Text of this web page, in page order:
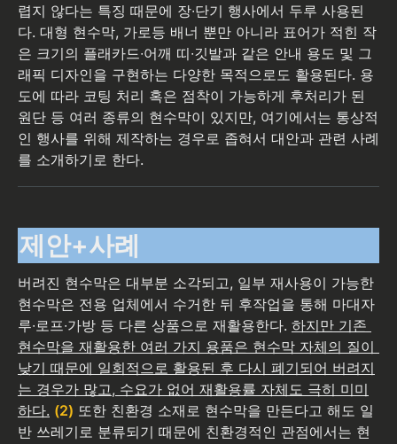
렵지 않다는 특징 때문에 장∙단기 행사에서 두루 사용된
다. 대형 현수막, 가로등 배너 뿐만 아니라 표어가 적힌 작
은 크기의 플래카드∙어깨 띠∙깃발과 같은 안내 용도 및 그
래픽 디자인을 구현하는 다양한 목적으로도 활용된다. 용
도에 따라 코팅 처리 혹은 점착이 가능하게 후처리가 된
원단 등 여러 종류의 현수막이 있지만, 여기에서는 통상적
인 행사를 위해 제작하는 경우로 좁혀서 대안과 관련 사례
를 소개하기로 한다.
제안+사례
버려진 현수막은 대부분 소각되고, 일부 재사용이 가능한
현수막은 전용 업체에서 수거한 뒤 후작업을 통해 마대자
루∙로프∙가방 등 다른 상품으로 재활용한다. 하지만 기존
현수막을 재활용한 여러 가지 용품은 현수막 자체의 질이
낮기 때문에 일회적으로 활용된 후 다시 폐기되어 버려지
는 경우가 많고, 수요가 없어 재활용률 자체도 극히 미미
하다. (2) 또한 친환경 소재로 현수막을 만든다고 해도 일
반 쓰레기로 분류되기 때문에 친환경적인 관점에서는 현